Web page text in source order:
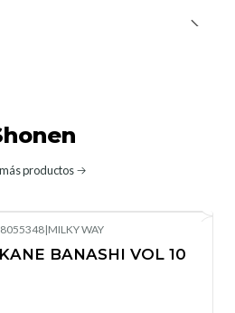
productos
|MILKY WAY
BANASHI VOL 10